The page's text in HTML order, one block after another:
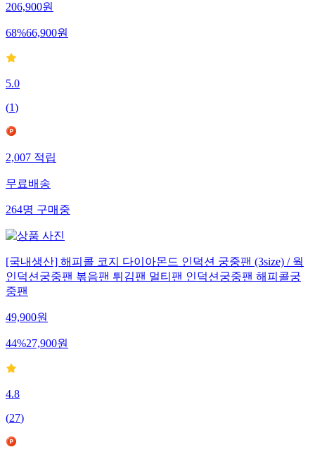
206,900원
68%66,900원
5.0
(1)
2,007 적립
무료배송
264명 구매중
[국내생산] 해피콜 코지 다이아몬드 인덕션 궁중팬 (3size) / 웍
인덕션궁중팬 볶음팬 튀김팬 멀티팬 인덕션궁중팬 해피콜궁
중팬
49,900원
44%27,900원
4.8
(27)